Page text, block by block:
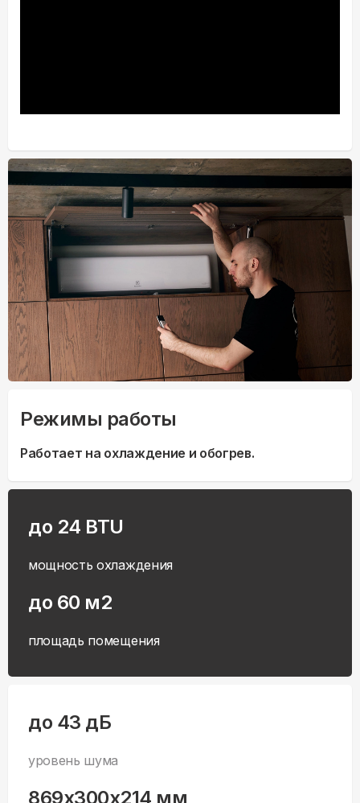
Режимы работы
Работает на охлаждение и обогрев.
до 24 BTU
мощность охлаждения
до 60 м2
площадь помещения
до 43 дБ
уровень шума
869x300x214 мм